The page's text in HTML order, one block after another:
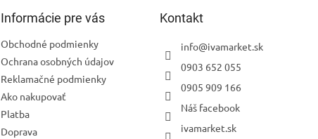
Informácie pre vás
Obchodné podmienky
Ochrana osobných údajov
Reklamačné podmienky
Ako nakupovať
Platba
Doprava
Kontakt
info@ivamarket.sk
0903 652 055
0905 909 166
Náš facebook
ivamarket.sk